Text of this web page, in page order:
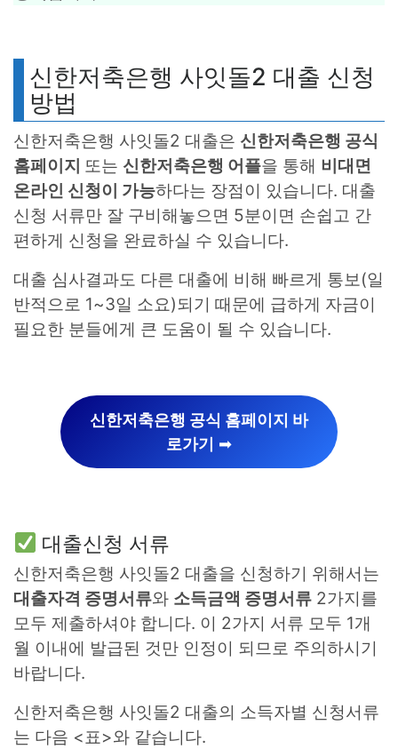
신한저축은행 사잇돌2 대출 신청
방법
신한저축은행 사잇돌2 대출은 신한저축은행 공식
홈페이지 또는 신한저축은행 어플을 통해 비대면
온라인 신청이 가능하다는 장점이 있습니다. 대출
신청 서류만 잘 구비해놓으면 5분이면 손쉽고 간
편하게 신청을 완료하실 수 있습니다.
대출 심사결과도 다른 대출에 비해 빠르게 통보(일
반적으로 1~3일 소요)되기 때문에 급하게 자금이
필요한 분들에게 큰 도움이 될 수 있습니다.
신한저축은행 공식 홈페이지 바
로가기 ➡︎
대출신청 서류
신한저축은행 사잇돌2 대출을 신청하기 위해서는
대출자격 증명서류와 소득금액 증명서류 2가지를
모두 제출하셔야 합니다. 이 2가지 서류 모두 1개
월 이내에 발급된 것만 인정이 되므로 주의하시기
바랍니다.
신한저축은행 사잇돌2 대출의 소득자별 신청서류
는 다음 <표>와 같습니다.